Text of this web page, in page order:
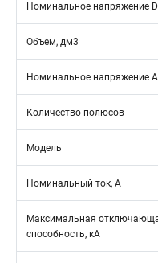
Номинальное напряжение
Объем, дм3
Номинальное напряжение
Количество полюсов
Модель
Номинальный ток, А
Максимальная
способность, кА